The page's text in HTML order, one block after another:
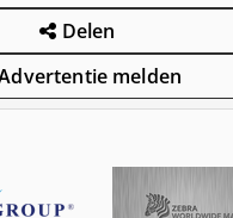
Delen
melden